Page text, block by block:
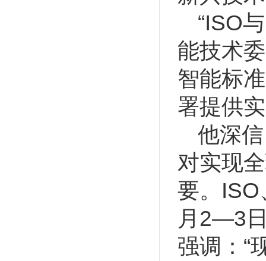
“ISO
能技术
智能标
署提供
他深
对实现
要。
月2—3
强调：“